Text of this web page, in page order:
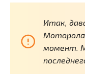
Итак,
Моторола
момент.